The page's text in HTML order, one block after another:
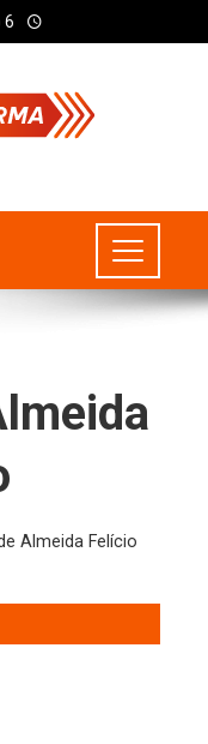
6
Almeida Felício